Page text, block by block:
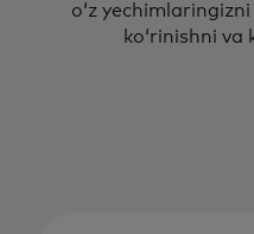
o‘z
ko‘rinishni va